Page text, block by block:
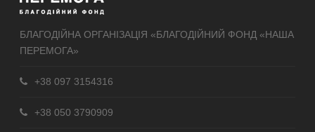
БЛАГОДІЙНА ОРГАНІЗАЦІЯ «БЛАГОДІЙНИЙ ФОНД «НАША
ПЕРЕМОГА»
+38 097 3154316
+38 050 3790909